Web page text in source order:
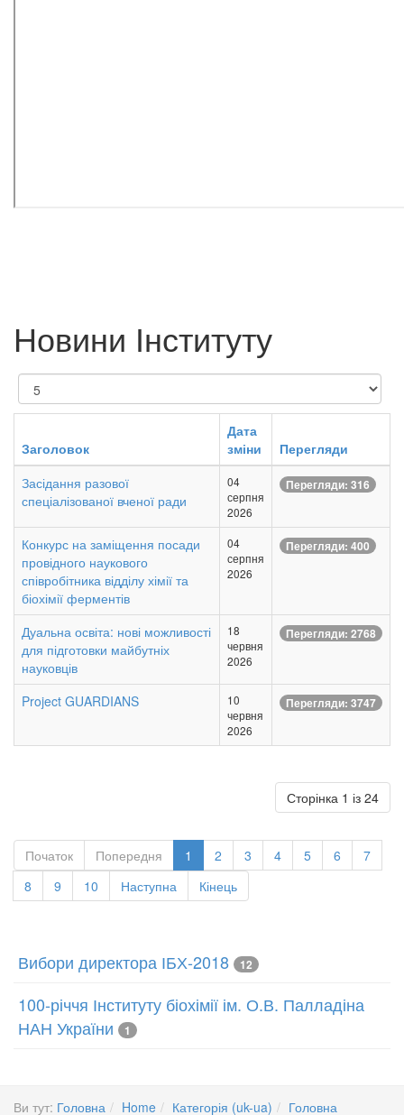
Новини Інституту
Показувати
Заголовок
Дата
зміни
Перегляди
Засідання разової
спеціалізованої вченої ради
04
серпня
2026
Перегляди: 316
Конкурс на заміщення посади
провідного наукового
співробітника відділу хімії та
біохімії ферментів
04
серпня
2026
Перегляди: 400
Дуальна освіта: нові можливості
для підготовки майбутніх
науковців
18
червня
2026
Перегляди: 2768
Project GUARDIANS
10
червня
2026
Перегляди: 3747
Сторінка 1 із 24
Початок Попередня 1 2 3 4 5 6
7
8
9 10 Наступна Кінець
Вибори директора ІБХ-2018 12
100-річчя Інституту біохімії ім. О.В. Палладіна
НАН України
1
Ви тут: Головна Home Категорія (uk-ua) Головна